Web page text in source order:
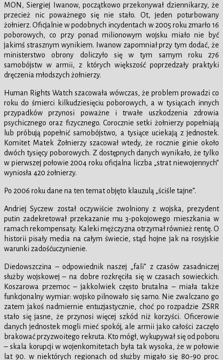
MON, Siergiej Iwanow, początkowo przekonywał dziennikarzy, że
przecież nic poważnego się nie stało. Ot, jeden poturbowany
żołnierz. Oficjalnie w podobnych incydentach w 2005 roku zmarło 16
poborowych, co przy ponad milionowym wojsku miało nie być
jakimś strasznym wynikiem. Iwanow zapomniał przy tym dodać, że
ministerstwo obrony doliczyło się w tym samym roku 276
samobójstw w armii, z których większość poprzedzały praktyki
dręczenia młodszych żołnierzy.
Human Rights Watch szacowała wówczas, że problem prowadzi co
roku do śmierci kilkudziesięciu poborowych, a w tysiącach innych
przypadków przynosi poważne i trwałe uszkodzenia zdrowia
psychicznego oraz fizycznego. Corocznie setki żołnierzy popełniają
lub próbują popełnić samobójstwo, a tysiące uciekają z jednostek.
Komitet Matek Żołnierzy szacował wtedy, że rocznie ginie około
dwóch tysięcy poborowych. Z dostępnych danych wynikało, że tylko
w pierwszej połowie 2004 roku oficjalna liczba „strat niewojennych”
wyniosła 420 żołnierzy.
Po 2006 roku dane na ten temat objęto klauzulą „ściśle tajne”.
Andriej Syczew został oczywiście zwolniony z wojska, prezydent
putin zadekretował przekazanie mu 3-pokojowego mieszkania w
ramach rekompensaty. Kaleki mężczyzna otrzymał również rentę. O
historii pisały media na całym świecie, stąd hojne jak na rosyjskie
warunki zadośćuczynienie.
Diedowszczina – odpowiednik naszej „fali” z czasów zasadniczej
służby wojskowej – na dobre rozkręciła się w czasach sowieckich.
Koszarowa przemoc – jakkolwiek często brutalna – miała także
funkcjonalny wymiar: wojsko pilnowało się samo. Nie zwalczano go
zatem jakoś nadmiernie entuzjastycznie, choć po rozpadzie ZSRR
stało się jasne, że przynosi więcej szkód niż korzyści. Oficerowie
danych jednostek mogli mieć spokój, ale armii jako całości zaczęło
brakować przyzwoitego rekruta. Kto mógł, wykupywał się od poboru
– skala korupcji w wojenkomitetach była tak wysoka, że w połowie
lat 90. w niektórych regionach od służby migało się 80-90 proc.